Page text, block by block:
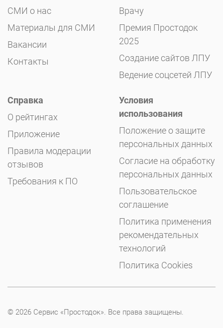
СМИ о нас
Материалы для СМИ
Вакансии
Контакты
Врачу
Премия Простодок
2025
Создание сайтов ЛПУ
Ведение соцсетей ЛПУ
Справка
О рейтингах
Приложение
Правила модерации
отзывов
Требования к ПО
Условия
использования
Положение о защите
персональных данных
Согласие на обработку
персональных данных
Пользовательское
соглашение
Политика применения
рекомендательных
технологий
Политика Cookies
© 2026 Сервис «Простодок». Все права защищены.